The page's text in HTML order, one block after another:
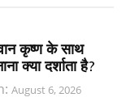
कृष्ण के साथ
क्या दर्शाता है?
August 6, 2026